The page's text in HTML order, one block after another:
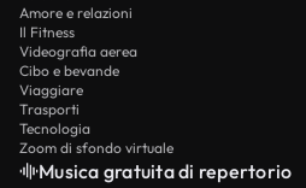
Amore e relazioni
Il Fitness
Videografia aerea
Cibo e bevande
Viaggiare
Trasporti
Tecnologia
Zoom di sfondo virtuale
Musica gratuita di repertorio